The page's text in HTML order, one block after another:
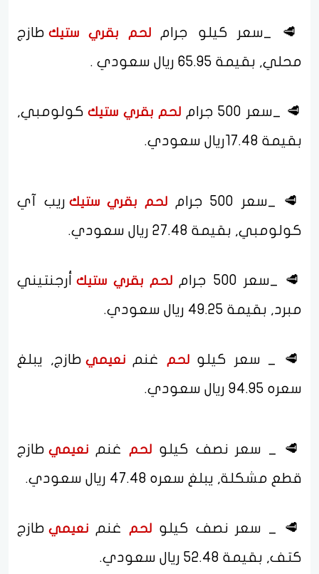
🥩 _سعر كيلو جراملحم بقري ستيك طازج
محلي, بقيمة 65.95 ريال سعودي .
🥩 _سعر 500 جرام لحم بقري ستيك كولومبي,
بقيمة 17.48ريال سعودي.
🥩 _سعر 500 جرام لحم بقري ستيك ريب آي
كولومبي, بقيمة 27.48 ريال سعودي.
🥩 _سعر 500 جرام لحم بقري ستيك أرجنتيني
مبرد, بقيمة 49.25 ريال سعودي.
🥩 _ سعر كيلولحم غنمنعيمي طازج, يبلغ
سعره 94.95 ريال سعودي.
🥩 _ سعر نصف كيلولحم غنم نعيمي طازج
قطع مشكلة, يبلغ سعره 47.48 ريال سعودي.
🥩 _ سعر نصف كيلولحم غنم نعيمي طازج
كتف, بقيمة 52.48 ريال سعودي.